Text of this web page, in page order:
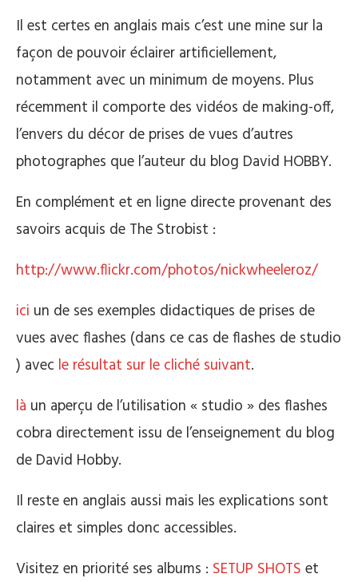
Il est certes en anglais mais c’est une mine sur la
façon de pouvoir éclairer artificiellement,
notamment avec un minimum de moyens. Plus
récemment il comporte des vidéos de making-off,
l’envers du décor de prises de vues d’autres
photographes que l’auteur du blog David HOBBY.
En complément et en ligne directe provenant des
savoirs acquis de The Strobist :
http://www.flickr.com/photos/nickwheeleroz/
ici un de ses exemples didactiques de prises de
vues avec flashes (dans ce cas de flashes de studio
) avec le résultat sur le cliché suivant.
là un aperçu de l’utilisation « studio » des flashes
cobra directement issu de l’enseignement du blog
de David Hobby.
Il reste en anglais aussi mais les explications sont
claires et simples donc accessibles.
Visitez en priorité ses albums : SETUP SHOTS et